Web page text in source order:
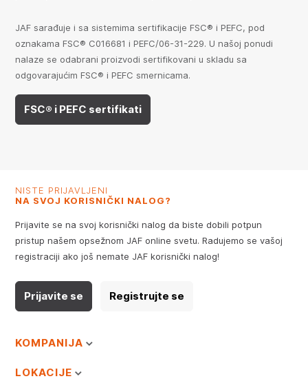
JAF sarađuje i sa sistemima sertifikacije FSC® i PEFC, pod
oznakama FSC® C016681 i PEFC/06-31-229. U našoj ponudi
nalaze se odabrani proizvodi sertifikovani u skladu sa
odgovarajućim FSC® i PEFC smernicama.
FSC® i PEFC sertifikati
NISTE PRIJAVLJENI
NA SVOJ KORISNIČKI NALOG?
Prijavite se na svoj korisnički nalog da biste dobili potpun
pristup našem opsežnom JAF online svetu. Radujemo se vašoj
registraciji ako još nemate JAF korisnički nalog!
Prijavite se Registrujte se
KOMPANIJA
LOKACIJE